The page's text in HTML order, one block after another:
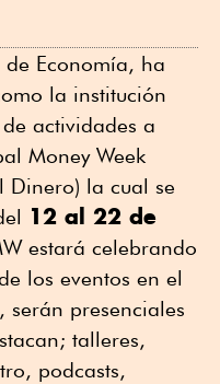
de Economía, ha
la institución
actividades a
Money Week
Dinero) la cual se
12 al 22 de
estará celebrando
los eventos en el
serán presenciales
talleres,
podcasts,